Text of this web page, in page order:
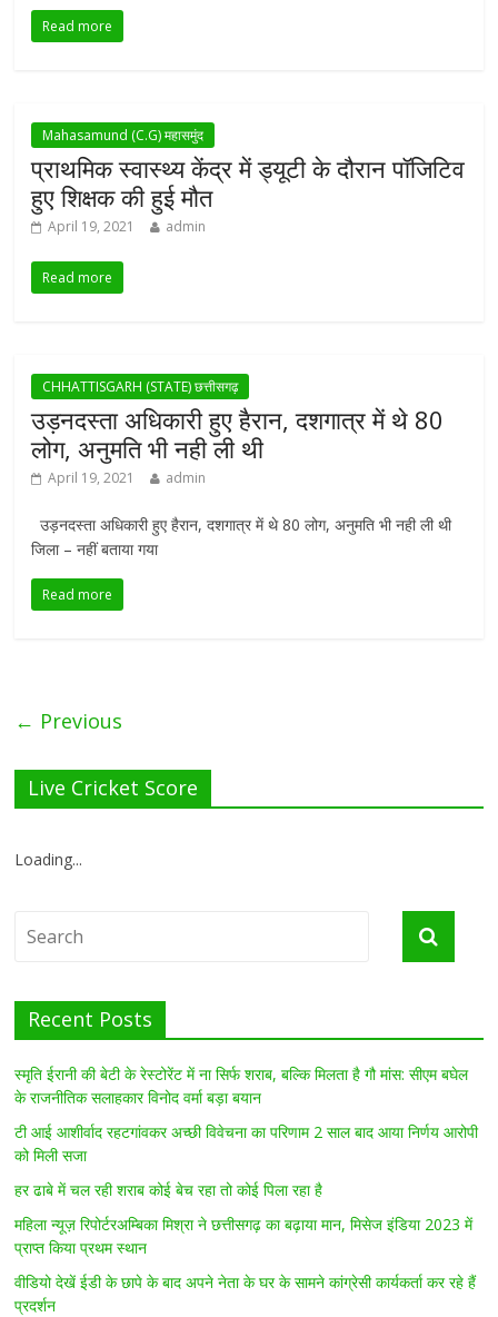
Read more
Mahasamund (C.G) महासमुंद
प्राथमिक स्वास्थ्य केंद्र में ड्यूटी के दौरान पॉजिटिव
हुए शिक्षक की हुई मौत
April 19, 2021 admin
Read more
CHHATTISGARH (STATE) छत्तीसगढ़
उड़नदस्ता अधिकारी हुए हैरान, दशगात्र में थे 80
लोग, अनुमति भी नही ली थी
April 19, 2021 admin
उड़नदस्ता अधिकारी हुए हैरान, दशगात्र में थे 80 लोग, अनुमति भी नही ली थी
जिला – नहीं बताया गया
Read more
← Previous
Live Cricket Score
Loading...
Recent Posts
स्मृति ईरानी की बेटी के रेस्टोरेंट में ना सिर्फ शराब, बल्कि मिलता है गौ मांस: सीएम बघेल
के राजनीतिक सलाहकार विनोद वर्मा बड़ा बयान
टी आई आशीर्वाद रहटगांवकर अच्छी विवेचना का परिणाम 2 साल बाद आया निर्णय आरोपी
को मिली सजा
हर ढाबे में चल रही शराब कोई बेच रहा तो कोई पिला रहा है
महिला न्यूज़ रिपोर्टरअम्बिका मिश्रा ने छत्तीसगढ़ का बढ़ाया मान, मिसेज इंडिया 2023 में
प्राप्त किया प्रथम स्थान
वीडियो देखें ईडी के छापे के बाद अपने नेता के घर के सामने कांग्रेसी कार्यकर्ता कर रहे हैं
प्रदर्शन